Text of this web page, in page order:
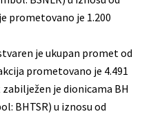
prometovano je 1.200
je ukupan promet od
prometovano je 4.491
je dionicama BH
BHTSR) u iznosu od